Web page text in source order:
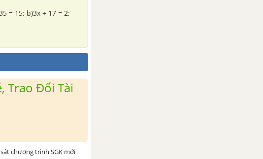
17 = 2;
Trao Đổi Tài
chương trình SGK mới